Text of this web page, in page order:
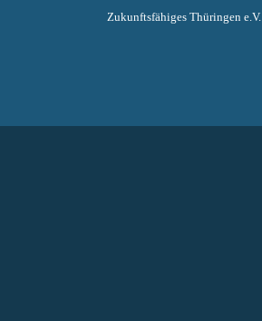
Zukunftsfähiges Thüringen e.V.